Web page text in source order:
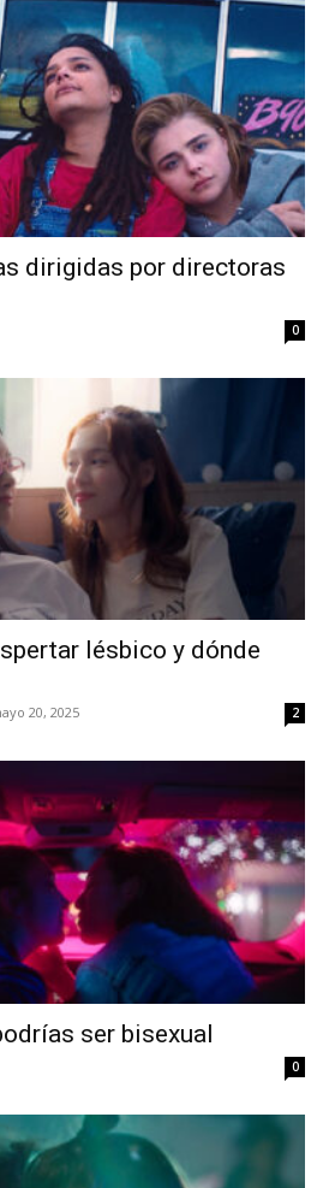
dirigidas por directoras
0
lésbico y dónde
20, 2025 2
ser bisexual
0